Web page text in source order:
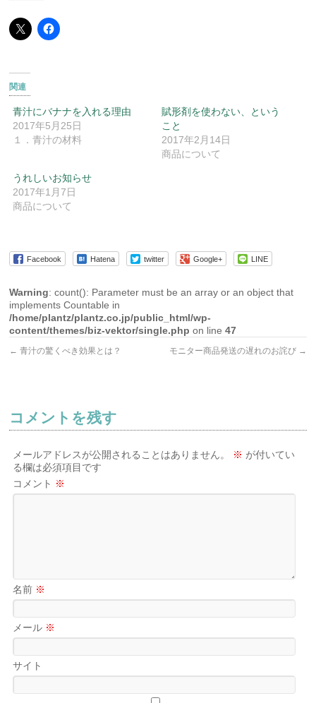
関連
青汁にバナナを入れる理由
2017年5月25日
１．青汁の材料
賦形剤を使わない、という
こと
2017年2月14日
商品について
うれしいお知らせ
2017年1月7日
商品について
Facebook Hatena twitter Google+ LINE
Warning: count(): Parameter must be an array or an object that
implements Countable in
/home/plantz/plantz.co.jp/public_html/wp-
content/themes/biz-vektor/single.php on line47
← 青汁の驚くべき効果とは？ モニター商品発送の遅れのお詫び →
コメントを残す
メールアドレスが公開されることはありません。 ※ が付いてい
る欄は必須項目です
コメント ※
名前 ※
メール ※
サイト